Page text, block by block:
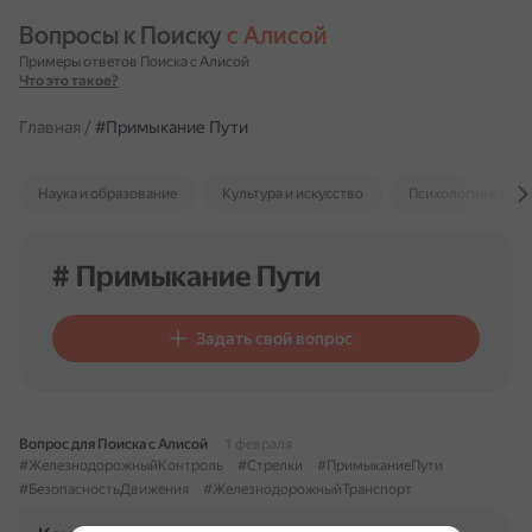
Вопросы к Поиску с Алисой
Примеры ответов Поиска с Алисой
Что это такое?
Главная / #Примыкание Пути
Наука и образование Культура и искусство Психология и
# Примыкание Пути
Задать свой вопрос
Вопрос для Поиска с Алисой
1 февраля
#ЖелезнодорожныйКонтроль
#Стрелки
#ПримыканиеПути
#БезопасностьДвижения
#ЖелезнодорожныйТранспорт